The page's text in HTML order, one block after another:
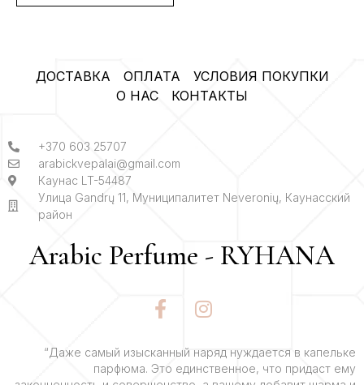
ДОСТАВКА ОПЛАТА
УСЛОВИЯ ПОКУПКИ
О НАС
КОНТАКТЫ
+370 603 25707
arabickvepalai@gmail.com
Каунас LT-54487
Улица Gandrų 11, Муниципалитет Neveronių, Каунасский
район
Arabic Perfume - RYHANA
F
a
e
b
I
n
t
a
“Даже самый изысканный наряд нуждается в капельке
парфюма. Это единственное, что придаст ему